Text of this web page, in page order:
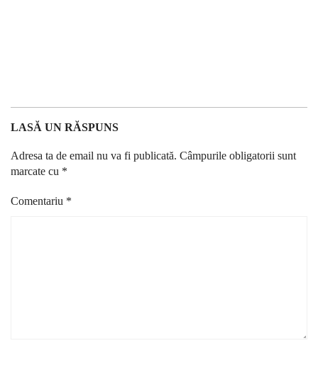
LASĂ UN RĂSPUNS
Adresa ta de email nu va fi publicată. Câmpurile obligatorii sunt
marcate cu *
Comentariu *